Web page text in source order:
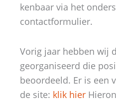
kenbaar via het
contactformulier.
Vorig jaar hebben wij
georganiseerd die
beoordeeld. Er is een
de site: klik hier